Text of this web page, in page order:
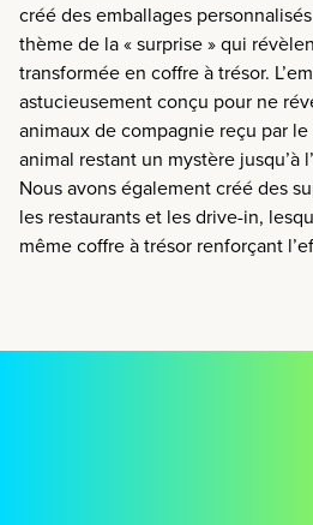
créé des emballages
thème de la « surprise » qui
transformée en coffre à trésor.
astucieusement conçu pour ne
animaux de compagnie reçu par
animal restant un mystère jusqu’à
Nous avons également créé des
les restaurants et les drive-in,
même coffre à trésor renforçant